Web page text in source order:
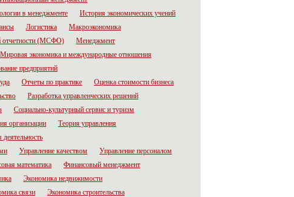
в менеджменте
История экономических учений
Логистика
Макроэкономика
отчетности (МСФО)
Менеджмент
Мировая экономика и международные отношения
предприятий
Отчеты по практике
Оценка стоимости бизнеса
Разработка управленческих решений
Социально-культурный сервис и туризм
организации
Теория управления
Управление качеством
Управление персоналом
математика
Финансовый менеджмент
Экономика недвижимости
связи
Экономика строительства